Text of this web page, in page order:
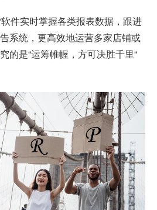
件实时掌握各类报表数据，跟进
系统，更高效地运营多家店铺或
的是“运筹帷幄，方可决胜千里“